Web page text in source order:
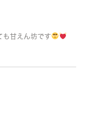
も甘えん坊です